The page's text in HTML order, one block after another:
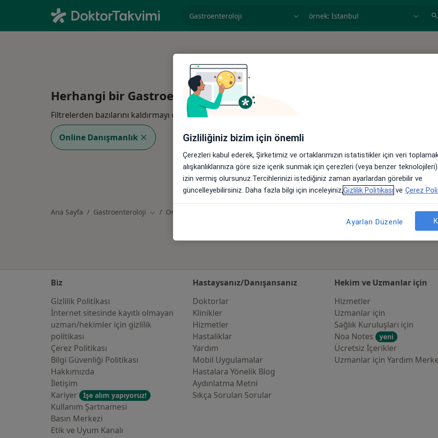
örnek: İstanbul
Herhangi bir Gastroenteroloji sonucu bulamadık
Filtrelerden bazılarını kaldırmayı düşünün:
Online Danışmanlık
Ana Sayfa Gastroenteroloji Şehir değiştir
Online
Biz
Gizlilik Politikası
İnternet sitesinde kayıtlı olmayan
uzman/hekimler i̇çin gizlilik
politikası
Çerez Politikası
Bilgi Güvenliği Politikası
Hakkımızda
İletişim
Kariyer
İşe alım yapıyoruz!
Kullanım Şartnamesi
Basın Merkezi
Etik ve Uyum Kanalı
Hastaysanız/Danışansanız
Doktorlar
Klinikler
Hizmetler
Hastaliklar
Yardım
Mobil Uygulamalar
Hastalara Yönelik Blog
Aydınlatma Metni
Sıkça Sorulan Sorular
Hekim ve Uzmanlar için
Hizmetler
Uzmanlar için
Sağlık Kuruluşları için
Noa Notes
yeni
Ücretsiz İçerikler
Uzmanlar için Yardım
Gizliliğiniz bizim için önemli
Çerezleri kabul ederek, Şirketimiz ve ortaklarımızın istatistikler için veri
alışkanlıklarınıza göre size içerik sunmak için çerezleri (veya benzer
izin vermiş olursunuz.Tercihlerinizi istediğiniz zaman ayarlardan görebilir ve
güncelleyebilirsiniz. Daha fazla bilgi için inceleyiniz,Gizlilik Politikası ve Çerez
Ayarları Düzenle